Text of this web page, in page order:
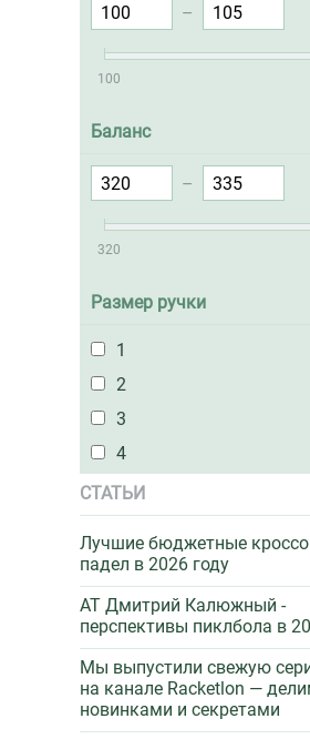
–
100
Баланс
–
320
Размер ручки
1
2
3
4
СТАТЬИ
Лучшие бюджетные
падел в 2026 году
AT Дмитрий Калюжный -
перспективы пиклбола в
Мы выпустили свежую
на канале Racketlon —
новинками и секретами